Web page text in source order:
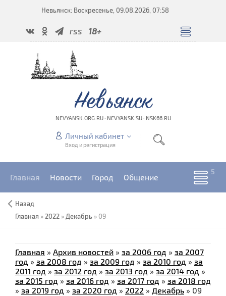
Невьянск: Воскресенье, 09.08.2026, 07:58
rss 18+
Невьянск
NEVYANSK.ORG.RU · NEVYANSK.SU · NSK66.RU
Личный кабинет
Вход и регистрация
Главная Новости Город Общение
Назад
Главная » 2022 » Декабрь » 09
Главная » Архив новостей » за 2006 год » за 2007
год » за 2008 год » за 2009 год » за 2010 год » за
2011 год » за 2012 год » за 2013 год » за 2014 год »
за 2015 год » за 2016 год » за 2017 год » за 2018 год
» за 2019 год » за 2020 год » 2022 » Декабрь » 09